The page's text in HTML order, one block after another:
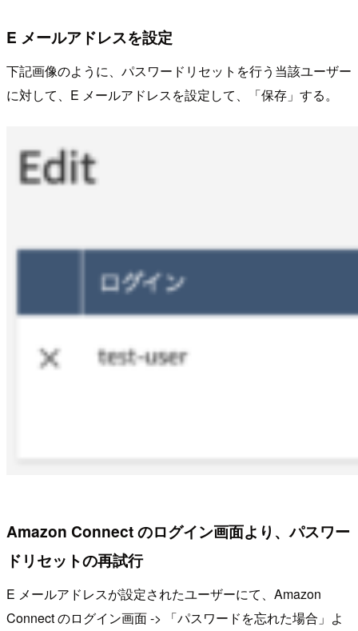
E メールアドレスを設定
下記画像のように、パスワードリセットを行う当該ユーザー
に対して、E メールアドレスを設定して、「保存」する。
Amazon Connect のログイン画面より、パスワー
ドリセットの再試行
E メールアドレスが設定されたユーザーにて、Amazon
Connect のログイン画面 -> 「パスワードを忘れた場合」よ